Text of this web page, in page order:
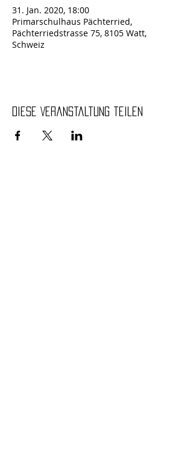
31. Jan. 2020, 18:00
Primarschulhaus Pächterried,
Pächterriedstrasse 75, 8105 Watt,
Schweiz
Diese Veranstaltung teilen